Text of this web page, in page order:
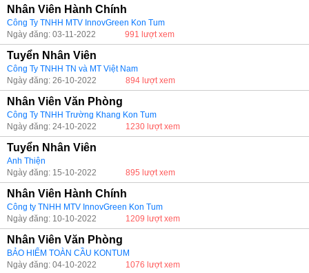
Nhân Viên Hành Chính
Công Ty TNHH MTV InnovGreen Kon Tum
Ngày đăng: 03-11-2022
991 lượt xem
Tuyển Nhân Viên
Công Ty TNHH TN và MT Việt Nam
Ngày đăng: 26-10-2022
894 lượt xem
Nhân Viên Văn Phòng
Công Ty TNHH Trường Khang Kon Tum
Ngày đăng: 24-10-2022
1230 lượt xem
Tuyển Nhân Viên
Anh Thiện
Ngày đăng: 15-10-2022
895 lượt xem
Nhân Viên Hành Chính
Công ty TNHH MTV InnovGreen Kon Tum
Ngày đăng: 10-10-2022
1209 lượt xem
Nhân Viên Văn Phòng
BẢO HIỂM TOÀN CẦU KONTUM
Ngày đăng: 04-10-2022
1076 lượt xem